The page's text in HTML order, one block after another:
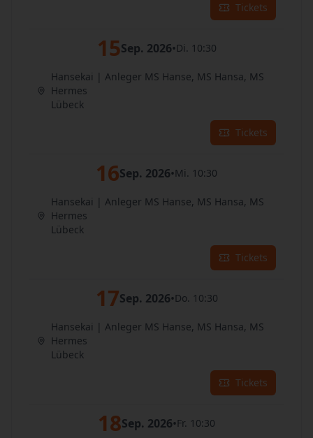
Tickets
15Sep. 2026•Di. 10:30
Hansekai | Anleger MS Hanse, MS Hansa, MS
Hermes
Lübeck
Tickets
16Sep. 2026•Mi. 10:30
Hansekai | Anleger MS Hanse, MS Hansa, MS
Hermes
Lübeck
Tickets
17Sep. 2026•Do. 10:30
Hansekai | Anleger MS Hanse, MS Hansa, MS
Hermes
Lübeck
Tickets
18Sep. 2026•Fr. 10:30